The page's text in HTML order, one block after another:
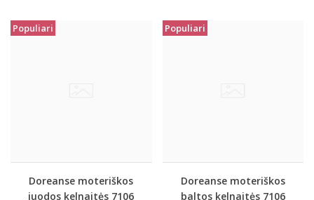
Populiari
Doreanse moteriškos
juodos kelnaitės 7106
Populiari
Doreanse moteriškos
baltos kelnaitės 7106